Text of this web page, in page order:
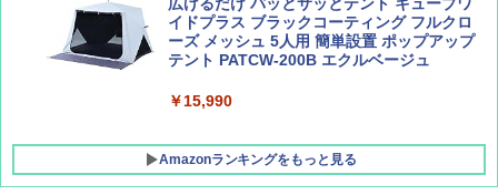
広げるだけ パッとサッとテント キューブワ
イドプラス ブラックコーティング フルクロ
ーズ メッシュ 5人用 簡単設置 ポップアップ
テント PATCW-200B エクルベージュ
￥15,990
Amazonランキングをもっと見る